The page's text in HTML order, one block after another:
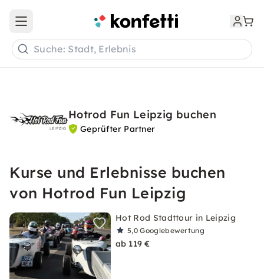
Open main menu
Suche: Stadt, Erlebnis
Hotrod Fun Leipzig buchen
Geprüfter Partner
Kurse und Erlebnisse buchen
von Hotrod Fun Leipzig
Hot Rod Stadttour in Leipzig
5,0Googlebewertung
ab 119 €